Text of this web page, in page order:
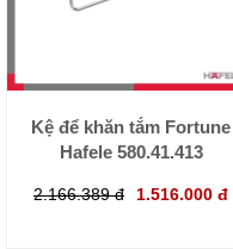
Kệ để khăn tắm Fortune
Hafele 580.41.413
2.166.389 đ 1.516.000 đ